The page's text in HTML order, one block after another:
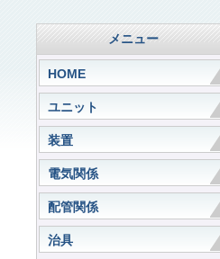
メニュー
HOME
ユニット
装置
電気関係
配管関係
治具